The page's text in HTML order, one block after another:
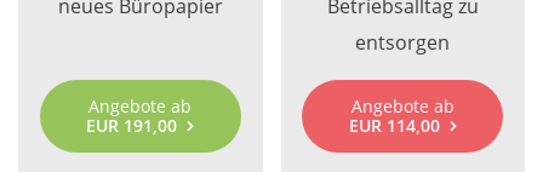
neues Büropapier
Angebote ab
EUR 191,00
Betriebsalltag zu
entsorgen
Angebote ab
EUR 114,00